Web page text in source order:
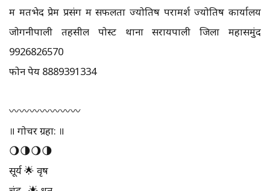
में मतभेद प्रेम प्रसंग में सफलता ज्योतिष परामर्श ज्योतिष कार्यालय
जोगनीपाली तहसील पोस्ट थाना सरायपाली जिला महासमुंद
9926826570
फोन पेय 8889391334
〰️〰️〰️〰️〰️〰️〰️
॥ गोचर ग्रहा: ॥
🌖🌗🌖🌗
सूर्य 🌟 वृष